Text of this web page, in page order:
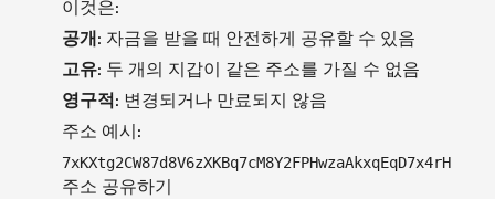
이것은:
공개 : 자금을 받을 때 안전하게 공유할 수 있음
고유: 두 개의 지갑이 같은 주소를 가질 수 없음
영구적 : 변경되거나 만료되지 않음
주소 예시:
7xKXtg2CW87d8V6zXKBq7cM8Y2FPHwzaAkxqEqD7x4rH
주소 공유하기